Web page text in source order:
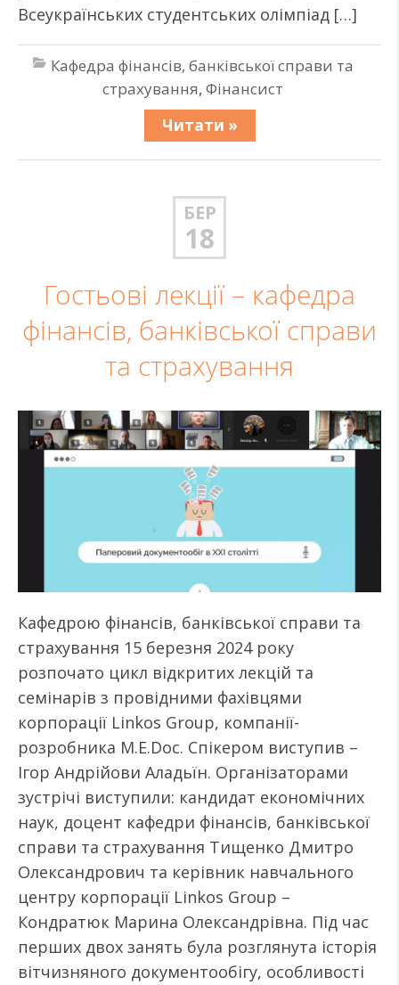
Всеукраїнських студентських олімпіад […]
Кафедра фінансів, банківської справи та
страхування, Фінансист
Читати »
БЕР
18
Гостьові лекції – кафедра
фінансів, банківської справи
та страхування
Кафедрою фінансів, банківської справи та
страхування 15 березня 2024 року
розпочато цикл відкритих лекцій та
семінарів з провідними фахівцями
корпорації Linkos Group, компанії-
розробника М.Е.Doc. Спікером виступив –
Ігор Андрійови Аладьїн. Організаторами
зустрічі виступили: кандидат економічних
наук, доцент кафедри фінансів, банківської
справи та страхування Тищенко Дмитро
Олександрович та керівник навчального
центру корпорації Linkos Group –
Кондратюк Марина Олександрівна. Під час
перших двох занять була розглянута історія
вітчизняного документообігу, особливості